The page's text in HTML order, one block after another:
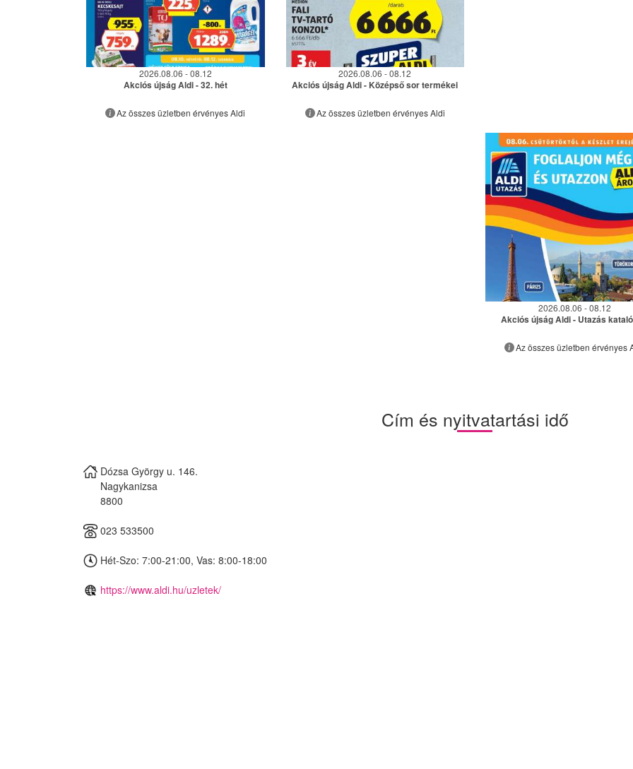
2026.08.06 - 08.12
Akciós újság Aldi - 32. hét
Az összes üzletben érvényes Aldi
2026.08.06 - 08.12
Akciós újság Aldi - Középső sor termékei
Az összes üzletben érvényes Aldi
2026.08.06 - 08.12
Akciós újság Aldi - Utazás
Az összes üzletben érvényes
Cím és nyitvatartási idő
Dózsa György u. 146.
Nagykanizsa
8800
023 533500
Hét-Szo: 7:00-21:00, Vas: 8:00-18:00
https://www.aldi.hu/uzletek/